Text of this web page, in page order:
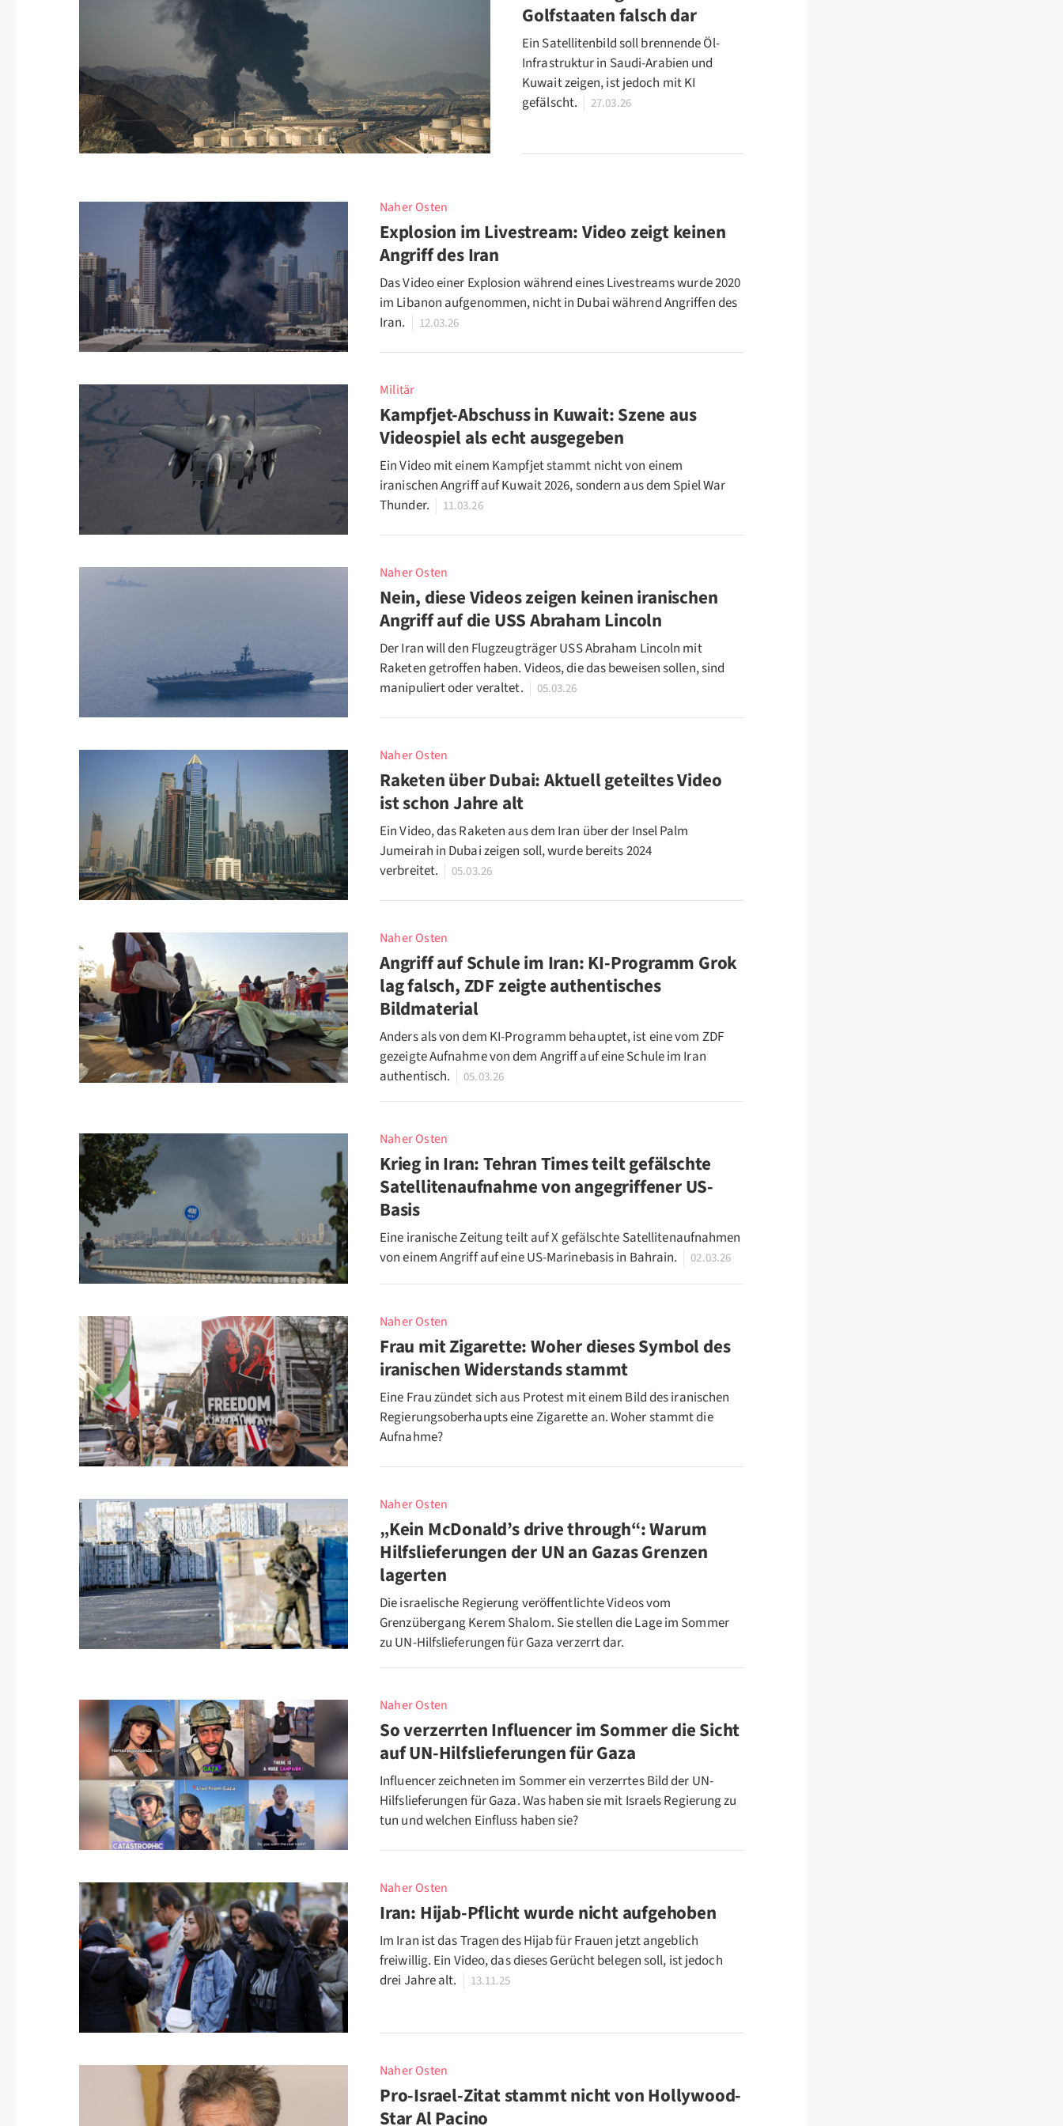
Golfstaaten falsch dar
Ein Satellitenbild soll brennende Öl-
Infrastruktur in Saudi-Arabien und
Kuwait zeigen, ist jedoch mit KI
gefälscht.
27.03.26
Naher Osten
Explosion im Livestream: Video zeigt keinen
Angriff des Iran
Das Video einer Explosion während eines Livestreams wurde 2020
im Libanon aufgenommen, nicht in Dubai während Angriffen des
Iran.
12.03.26
Militär
Kampfjet-Abschuss in Kuwait: Szene aus
Videospiel als echt ausgegeben
Ein Video mit einem Kampfjet stammt nicht von einem
iranischen Angriff auf Kuwait 2026, sondern aus dem Spiel War
Thunder.
11.03.26
Naher Osten
Nein, diese Videos zeigen keinen iranischen
Angriff auf die USS Abraham Lincoln
Der Iran will den Flugzeugträger USS Abraham Lincoln mit
Raketen getroffen haben. Videos, die das beweisen sollen, sind
manipuliert oder veraltet.
05.03.26
Naher Osten
Raketen über Dubai: Aktuell geteiltes Video
ist schon Jahre alt
Ein Video, das Raketen aus dem Iran über der Insel Palm
Jumeirah in Dubai zeigen soll, wurde bereits 2024
verbreitet.
05.03.26
Naher Osten
Angriff auf Schule im Iran: KI-Programm Grok
lag falsch, ZDF zeigte authentisches
Bildmaterial
Anders als von dem KI-Programm behauptet, ist eine vom ZDF
gezeigte Aufnahme von dem Angriff auf eine Schule im Iran
authentisch.
05.03.26
Naher Osten
Krieg in Iran: Tehran Times teilt gefälschte
Satellitenaufnahme von angegriffener US-
Basis
Eine iranische Zeitung teilt auf X gefälschte Satellitenaufnahmen
von einem Angriff auf eine US-Marinebasis in Bahrain.
02.03.26
Naher Osten
Frau mit Zigarette: Woher dieses Symbol des
iranischen Widerstands stammt
Eine Frau zündet sich aus Protest mit einem Bild des iranischen
Regierungsoberhaupts eine Zigarette an. Woher stammt die
Aufnahme?
Naher Osten
„Kein McDonald’s drive through“: Warum
Hilfslieferungen der UN an Gazas Grenzen
lagerten
Die israelische Regierung veröffentlichte Videos vom
Grenzübergang Kerem Shalom. Sie stellen die Lage im Sommer
zu UN-Hilfslieferungen für Gaza verzerrt dar.
Naher Osten
So verzerrten Influencer im Sommer die Sicht
auf UN-Hilfslieferungen für Gaza
Influencer zeichneten im Sommer ein verzerrtes Bild der UN-
Hilfslieferungen für Gaza. Was haben sie mit Israels Regierung zu
tun und welchen Einfluss haben sie?
Naher Osten
Iran: Hijab-Pflicht wurde nicht aufgehoben
Im Iran ist das Tragen des Hijab für Frauen jetzt angeblich
freiwillig. Ein Video, das dieses Gerücht belegen soll, ist jedoch
drei Jahre alt.
13.11.25
Naher Osten
Pro-Israel-Zitat stammt nicht von Hollywood-
Star Al Pacino